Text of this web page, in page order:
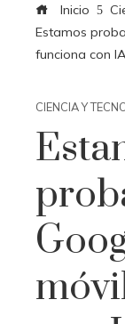
Inicio
Estamos
funciona con IA
CIENCIA Y